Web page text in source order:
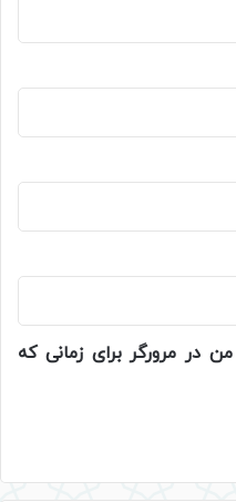
در مرورگر برای زمانی که